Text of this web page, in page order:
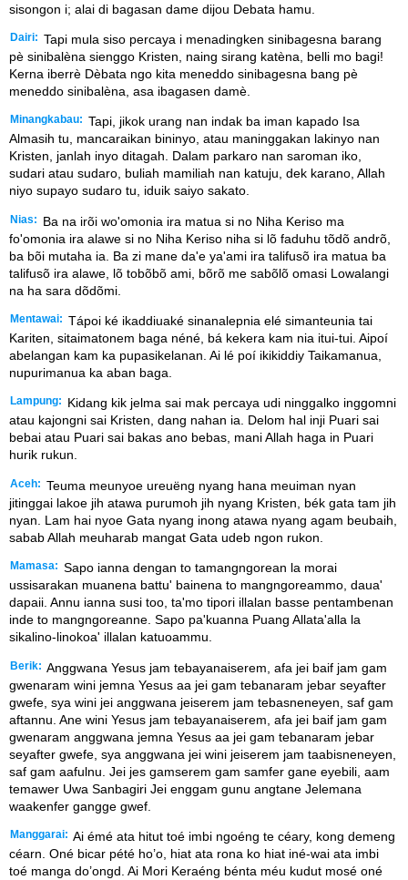
sisongon i; alai di bagasan dame dijou Debata hamu.
Dairi: Tapi mula siso percaya i menadingken sinibagesna barang
pè sinibalèna sienggo Kristen, naing sirang katèna, belli mo bagi!
Kerna iberrè Dèbata ngo kita meneddo sinibagesna bang pè
meneddo sinibalèna, asa ibagasen damè.
Minangkabau: Tapi, jikok urang nan indak ba iman kapado Isa
Almasih tu, mancaraikan bininyo, atau maninggakan lakinyo nan
Kristen, janlah inyo ditagah. Dalam parkaro nan saroman iko,
sudari atau sudaro, buliah mamiliah nan katuju, dek karano, Allah
niyo supayo sudaro tu, iduik saiyo sakato.
Nias:
Ba na irõi wo'omonia ira matua si no Niha Keriso ma
fo'omonia ira alawe si no Niha Keriso niha si lõ faduhu tõdõ andrõ,
ba bõi mutaha ia. Ba zi mane da'e ya'ami ira talifusõ ira matua ba
talifusõ ira alawe, lõ tobõbõ ami, bõrõ me sabõlõ omasi Lowalangi
na ha sara dõdõmi.
Mentawai: Tápoi ké ikaddiuaké sinanalepnia elé simanteunia tai
Kariten, sitaimatonem baga néné, bá kekera kam nia itui-tui. Aipoí
abelangan kam ka pupasikelanan. Ai lé poí ikikiddiy Taikamanua,
nupurimanua ka aban baga.
Lampung:
Kidang kik jelma sai mak percaya udi ninggalko inggomni
atau kajongni sai Kristen, dang nahan ia. Delom hal inji Puari sai
bebai atau Puari sai bakas ano bebas, mani Allah haga in Puari
hurik rukun.
Aceh: Teuma meunyoe ureuëng nyang hana meuiman nyan
jitinggai lakoe jih atawa purumoh jih nyang Kristen, bék gata tam jih
nyan. Lam hai nyoe Gata nyang inong atawa nyang agam beubaih,
sabab Allah meuharab mangat Gata udeb ngon rukon.
Mamasa: Sapo ianna dengan to tamangngorean la morai
ussisarakan muanena battu' bainena to mangngoreammo, daua'
dapaii. Annu ianna susi too, ta'mo tipori illalan basse pentambenan
inde to mangngoreanne. Sapo pa'kuanna Puang Allata'alla la
sikalino-linokoa' illalan katuoammu.
Berik: Anggwana Yesus jam tebayanaiserem, afa jei baif jam gam
gwenaram wini jemna Yesus aa jei gam tebanaram jebar seyafter
gwefe, sya wini jei anggwana jeiserem jam tebasneneyen, saf gam
aftannu. Ane wini Yesus jam tebayanaiserem, afa jei baif jam gam
gwenaram anggwana jemna Yesus aa jei gam tebanaram jebar
seyafter gwefe, sya anggwana jei wini jeiserem jam taabisneneyen,
saf gam aafulnu. Jei jes gamserem gam samfer gane eyebili, aam
temawer Uwa Sanbagiri Jei enggam gunu angtane Jelemana
waakenfer gangge gwef.
Manggarai: Ai émé ata hitut toé imbi ngoéng te céary, kong demeng
céarn. Oné bicar pété ho’o, hiat ata rona ko hiat iné-wai ata imbi
toé manga do’ongd. Ai Mori Keraéng bénta méu kudut mosé oné